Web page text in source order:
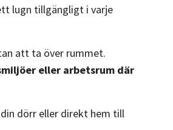
lugn tillgängligt i varje
att ta över rummet.
eller arbetsrum där
dörr eller direkt hem till